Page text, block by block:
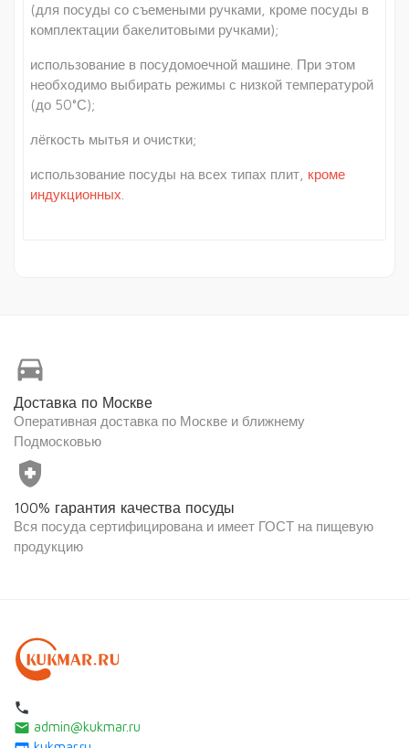
(для посуды со съемеными ручками, кроме посуды в
комплектации бакелитовыми ручками);
использование в посудомоечной машине. При этом
необходимо выбирать режимы с низкой температурой
(до 50°С);
лёгкость мытья и очистки;
использование посуды на всех типах плит, кроме
индукционных
directions_car
Доставка по Москве
Оперативная доставка по Москве и ближнему
Подмосковью
health_and_safety
100% гарантия качества посуды
Вся посуда сертифицирована и имеет ГОСТ на пищевую
продукцию
local_phone
email admin@kukmar.ru